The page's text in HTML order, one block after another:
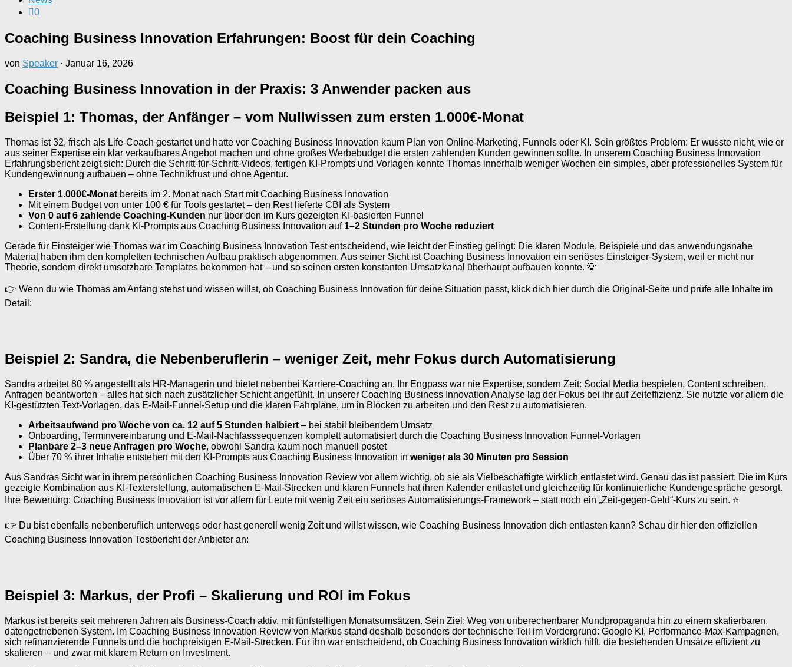
0
Coaching Business Innovation Erfahrungen: Boost für dein Coaching
von Speaker · Januar 16, 2026
Coaching Business Innovation in der Praxis: 3 Anwender packen aus
Beispiel 1: Thomas, der Anfänger – vom Nullwissen zum ersten 1.000€-Monat
Thomas ist 32, frisch als Life-Coach gestartet und hatte vor Coaching Business Innovation kaum Plan von Online-Marketing, Funnels oder KI. Sein größtes Problem: Er wusste nicht, wie er
aus seiner Expertise ein klar verkaufbares Angebot machen und ohne großes Werbebudget die ersten zahlenden Kunden gewinnen sollte. In unserem Coaching Business Innovation
Erfahrungsbericht zeigt sich: Durch die Schritt-für-Schritt-Videos, fertigen KI-Prompts und Vorlagen konnte Thomas innerhalb weniger Wochen ein simples, aber professionelles System für
Kundengewinnung aufbauen – ohne Technikfrust und ohne Agentur.
Erster 1.000€-Monat bereits im 2. Monat nach Start mit Coaching Business Innovation
Mit einem Budget von unter 100 € für Tools gestartet – den Rest lieferte CBI als System
Von 0 auf 6 zahlende Coaching-Kunden nur über den im Kurs gezeigten KI-basierten Funnel
Content-Erstellung dank KI-Prompts aus Coaching Business Innovation auf 1–2 Stunden pro Woche reduziert
Gerade für Einsteiger wie Thomas war im Coaching Business Innovation Test entscheidend, wie leicht der Einstieg gelingt: Die klaren Module, Beispiele und das anwendungsnahe
Material haben ihm den kompletten technischen Aufbau praktisch abgenommen. Aus seiner Sicht ist Coaching Business Innovation ein seriöses Einsteiger-System, weil er nicht nur
Theorie, sondern direkt umsetzbare Templates bekommen hat – und so seinen ersten konstanten Umsatzkanal überhaupt aufbauen konnte. 💡
👉 Wenn du wie Thomas am Anfang stehst und wissen willst, ob Coaching Business Innovation für deine Situation passt, klick dich hier durch die Original-Seite und prüfe alle Inhalte im
Detail:
Beispiel 2: Sandra, die Nebenberuflerin – weniger Zeit, mehr Fokus durch Automatisierung
Sandra arbeitet 80 % angestellt als HR-Managerin und bietet nebenbei Karriere-Coaching an. Ihr Engpass war nie Expertise, sondern Zeit: Social Media bespielen, Content schreiben,
Anfragen beantworten – alles hat sich nach zusätzlicher Schicht angefühlt. In unserer Coaching Business Innovation Analyse lag der Fokus bei ihr auf Zeiteffizienz. Sie nutzte vor allem die
KI-gestützten Text-Vorlagen, das E-Mail-Funnel-Setup und die klaren Fahrpläne, um in Blöcken zu arbeiten und den Rest zu automatisieren.
Arbeitsaufwand pro Woche von ca. 12 auf 5 Stunden halbiert – bei stabil bleibendem Umsatz
Onboarding, Terminvereinbarung und E-Mail-Nachfasssequenzen komplett automatisiert durch die Coaching Business Innovation Funnel-Vorlagen
Planbare 2–3 neue Anfragen pro Woche, obwohl Sandra kaum noch manuell postet
Über 70 % ihrer Inhalte entstehen mit den KI-Prompts aus Coaching Business Innovation in weniger als 30 Minuten pro Session
Aus Sandras Sicht war in ihrem persönlichen Coaching Business Innovation Review vor allem wichtig, ob sie als Vielbeschäftigte wirklich entlastet wird. Genau das ist passiert: Die im Kurs
gezeigte Kombination aus KI-Texterstellung, automatischen E-Mail-Strecken und klaren Funnels hat ihren Kalender entlastet und gleichzeitig für kontinuierliche Kundengespräche gesorgt.
Ihre Bewertung: Coaching Business Innovation ist vor allem für Leute mit wenig Zeit ein seriöses Automatisierungs-Framework – statt noch ein „Zeit-gegen-Geld“-Kurs zu sein. ⭐
👉 Du bist ebenfalls nebenberuflich unterwegs oder hast generell wenig Zeit und willst wissen, wie Coaching Business Innovation dich entlasten kann? Schau dir hier den offiziellen
Coaching Business Innovation Testbericht der Anbieter an:
Beispiel 3: Markus, der Profi – Skalierung und ROI im Fokus
Markus ist bereits seit mehreren Jahren als Business-Coach aktiv, mit fünfstelligen Monatsumsätzen. Sein Ziel: Weg von unberechenbarer Mundpropaganda hin zu einem skalierbaren,
datengetriebenen System. Im Coaching Business Innovation Review von Markus stand deshalb besonders der technische Teil im Vordergrund: Google KI, Performance-Max-Kampagnen,
sich refinanzierende Funnels und die hochpreisigen E-Mail-Strecken. Für ihn war entscheidend, ob Coaching Business Innovation wirklich hilft, die bestehenden Umsätze effizient zu
skalieren – und zwar mit klarem Return on Investment.